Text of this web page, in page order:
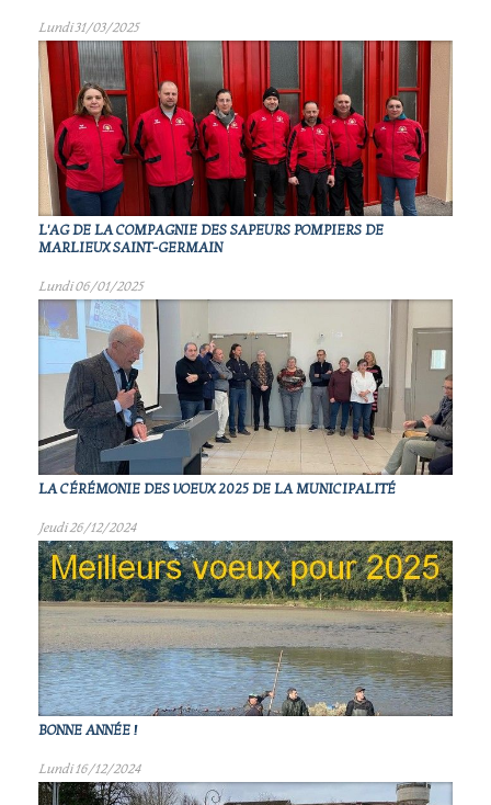
Lundi 31/03/2025
L'AG DE LA COMPAGNIE DES SAPEURS POMPIERS DE
MARLIEUX SAINT-GERMAIN
Lundi 06/01/2025
LA CÉRÉMONIE DES VOEUX 2025 DE LA MUNICIPALITÉ
Jeudi 26/12/2024
BONNE ANNÉE !
Lundi 16/12/2024